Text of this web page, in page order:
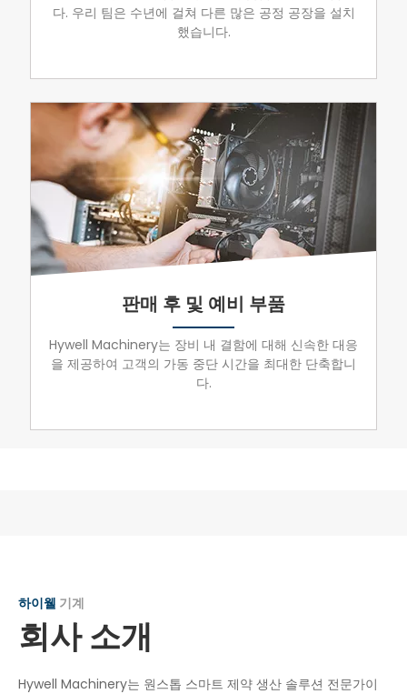
다. 우리 팀은 수년에 걸쳐 다른 많은 공정 공장을 설치
했습니다.
판매 후 및 예비 부품
Hywell Machinery는 장비 내 결함에 대해 신속한 대응
을 제공하여 고객의 가동 중단 시간을 최대한 단축합니
다.
하이웰 기계
회사 소개
Hywell Machinery는 원스톱 스마트 제약 생산 솔루션 전문가이